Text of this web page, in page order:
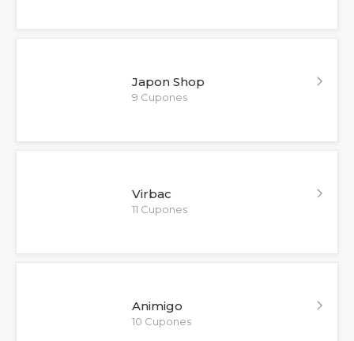
Japon Shop
9 Cupones
Virbac
11 Cupones
Animigo
10 Cupones